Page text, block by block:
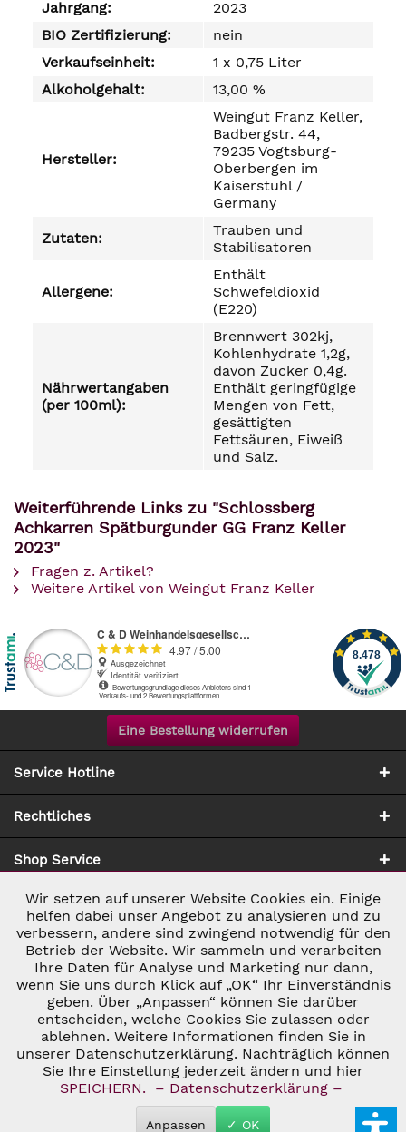
Jahrgang:
2023
BIO Zertifizierung:
nein
Verkaufseinheit:
1 x 0,75 Liter
Alkoholgehalt:
13,00 %
Hersteller:
Weingut Franz Keller,
Badbergstr. 44,
79235 Vogtsburg-
Oberbergen im
Kaiserstuhl /
Germany
Zutaten:
Trauben und
Stabilisatoren
Allergene:
Enthält
Schwefeldioxid
(E220)
Nährwertangaben
(per 100ml):
Brennwert 302kj,
Kohlenhydrate 1,2g,
davon Zucker 0,4g.
Enthält geringfügige
Mengen von Fett,
gesättigten
Fettsäuren, Eiweiß
und Salz.
Weiterführende Links zu "Schlossberg
Achkarren Spätburgunder GG Franz Keller
2023"
Fragen z. Artikel?
Weitere Artikel von Weingut Franz Keller
Eine Bestellung widerrufen
Service Hotline
Rechtliches
Shop Service
Zahlung & Versand
* ALLE PREISE INKL. GESETZL. UMSATZSTEUER ZZGL.
VERSANDKOSTEN UND GGF. NACHNAHMEGEBÜHREN, WENN NICHT
ANDERS BESCHRIEBEN
© 2026 C&D WEINHANDEL - ALL RIGHTS RESERVED. THEME BY
THEMEWARE®
Notwendig Aktiv
Marketing Inaktiv
Tracking Inaktiv
Personalisierung Inaktiv
Wir setzen auf unserer Website Cookies ein. Einige
helfen dabei unser Angebot zu analysieren und zu
verbessern, andere sind zwingend notwendig für den
Betrieb der Website. Wir sammeln und verarbeiten
Ihre Daten für Analyse und Marketing nur dann,
wenn Sie uns durch Klick auf „OK“ Ihr Einverständnis
geben. Über „Anpassen“ können Sie darüber
entscheiden, welche Cookies Sie zulassen oder
ablehnen. Weitere Informationen finden Sie in
unserer Datenschutzerklärung. Nachträglich können
Sie Ihre Einstellung jederzeit ändern und hier
SPEICHERN.
– Datenschutzerklärung –
Anpassen ✓ OK